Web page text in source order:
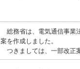
総務省は、電気通信事業
案を作成しました。
つきましては、一部改正